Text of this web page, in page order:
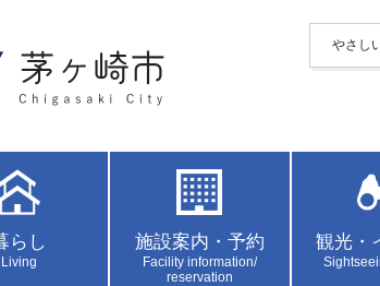
やさし
らし
Living
施設案内・予約
Facility information/
reservation
観光・